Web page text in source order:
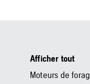
Afficher tout
Moteurs de